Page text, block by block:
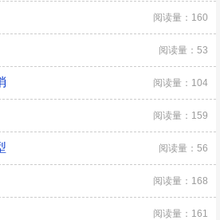
阅读量：160
阅读量：53
阅读量：104
阅读量：159
阅读量：56
阅读量：168
阅读量：161